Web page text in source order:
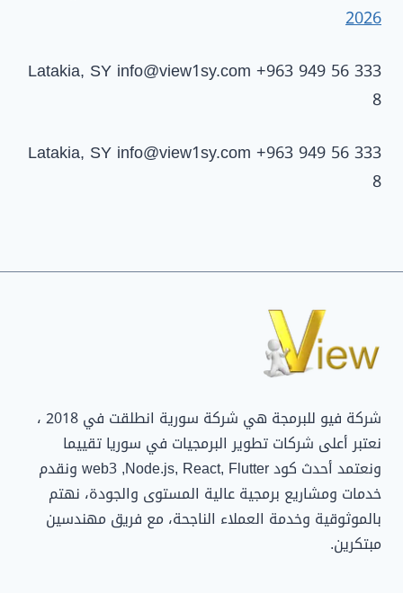
2026
Latakia, SY info@view1sy.com +963 949 56 333
8
Latakia, SY info@view1sy.com +963 949 56 333
8
شركة فيو للبرمجة هي شركة سورية انطلقت في 2018 ،
نعتبر أعلى شركات تطوير البرمجيات في سوريا تقييما
ونعتمد أحدث كود web3 ,Node.js, React, Flutter ونقدم
خدمات ومشاريع برمجية عالية المستوى والجودة، نهتم
بالموثوقية وخدمة العملاء الناجحة، مع فريق مهندسين
مبتكرين.